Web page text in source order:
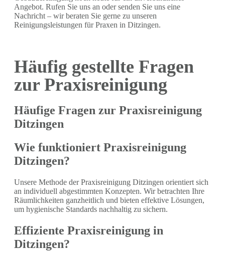
Angebot. Rufen Sie uns an oder senden Sie uns eine
Nachricht – wir beraten Sie gerne zu unseren
Reinigungsleistungen für Praxen in Ditzingen.
Häufig gestellte Fragen
zur Praxisreinigung
Häufige Fragen zur Praxisreinigung
Ditzingen
Wie funktioniert Praxisreinigung
Ditzingen?
Unsere Methode der Praxisreinigung Ditzingen orientiert sich
an individuell abgestimmten Konzepten. Wir betrachten Ihre
Räumlichkeiten ganzheitlich und bieten effektive Lösungen,
um hygienische Standards nachhaltig zu sichern.
Effiziente Praxisreinigung in
Ditzingen?